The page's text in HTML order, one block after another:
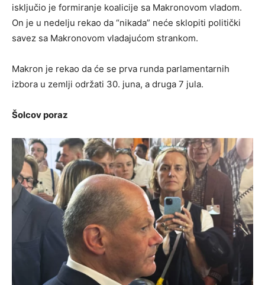
isključio je formiranje koalicije sa Makronovom vladom.
On je u nedelju rekao da “nikada” neće sklopiti politički
savez sa Makronovom vladajućom strankom.
Makron je rekao da će se prva runda parlamentarnih
izbora u zemlji održati 30. juna, a druga 7 jula.
Šolcov poraz